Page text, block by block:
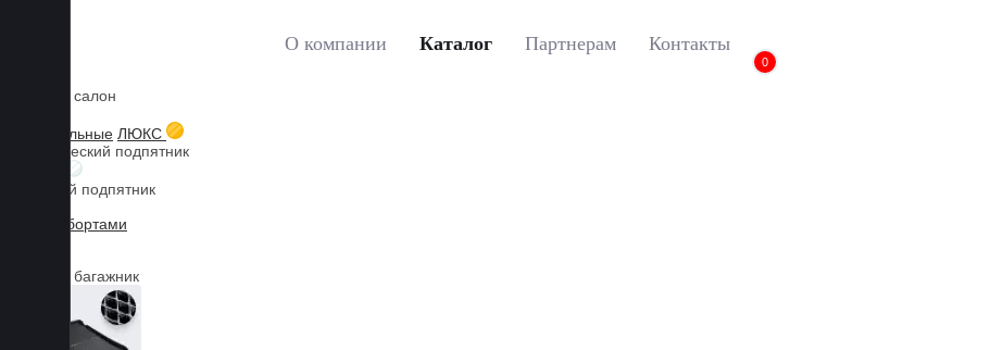
О компании Каталог Партнерам Контакты
0
Коврики в салон
3D текстильные ЛЮКС
Металлический подпятник
Резиновый подпятник
3D Eva с бортами
Коврики в багажник
Главная